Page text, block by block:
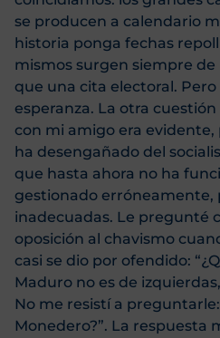
se producen a calendario
historia ponga fechas
mismos surgen siempre
que una cita electoral.
esperanza. La otra
con mi amigo era
ha desengañado del
que hasta ahora no ha
gestionado erróneamente,
inadecuadas. Le pregunté
oposición al chavismo
casi se dio por ofendido:
Maduro no es de
No me resistí a
Monedero?”. La respuesta